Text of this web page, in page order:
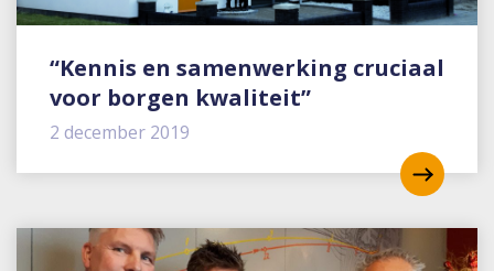
“Kennis en samenwerking cruciaal
voor borgen kwaliteit”
2 december 2019